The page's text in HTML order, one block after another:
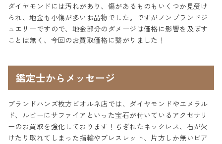
ダイヤモンドには汚れがあり、傷があるものもいくつか見受け
られ、地金も小傷が多いお品物でした。ですがノンブランドジ
ュエリーですので、地金部分のダメージは価格に影響を及ぼす
ことは無く、今回のお買取価格に繋がりました！
鑑定士からメッセージ
ブランドハンズ枚方ビオルネ店では、ダイヤモンドやエメラル
ド、ルビーにサファイアといった宝石が付いているアクセサリ
ーのお買取を強化しております！ちぎれたネックレス、石が欠
けたり取れてしまった指輪やブレスレット、片方しか無いピア